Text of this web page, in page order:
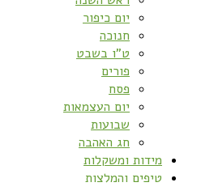
יום כיפור
חנוכה
ט”ו בשבט
פורים
פסח
יום העצמאות
שבועות
חג האהבה
מידות ומשקלות
טיפים והמלצות